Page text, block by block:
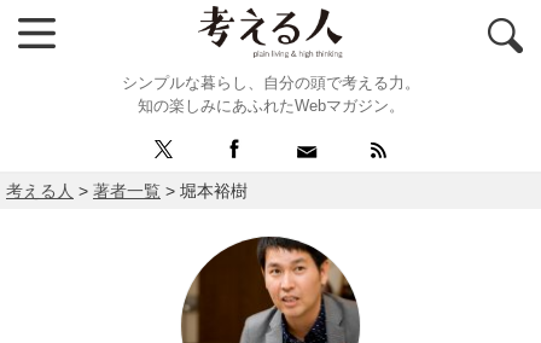
シンプルな暮らし、自分の頭で考える力。
知の楽しみにあふれたWebマガジン。
考える人 > 著者一覧 > 堀本裕樹